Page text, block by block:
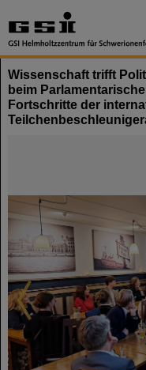
Wissenschaft trifft
beim
Fortschritte der